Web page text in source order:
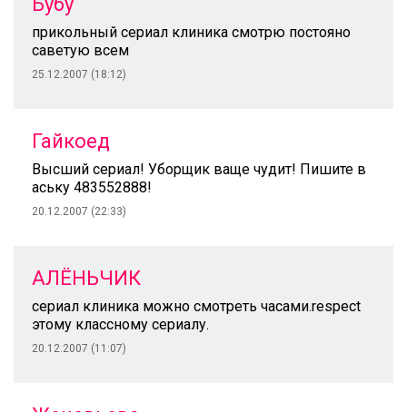
прикольный сериал клиника смотрю постояно
саветую всем
25.12.2007 (18:12)
Гайкоед
Высший сериал! Уборщик ваще чудит! Пишите в
аську 483552888!
20.12.2007 (22:33)
АЛЁНЬЧИК
сериал клиника можно смотреть часами.respect
этому классному сериалу.
20.12.2007 (11:07)